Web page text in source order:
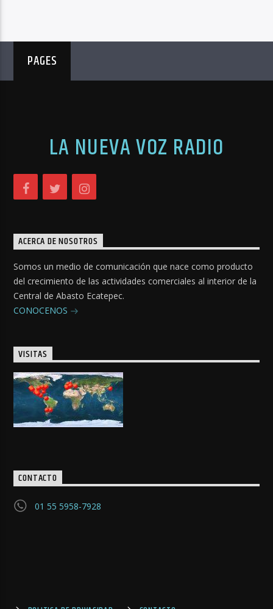
PAGES
LA NUEVA VOZ RADIO
ACERCA DE NOSOTROS
Somos un medio de comunicación que nace como producto
del crecimiento de las actividades comerciales al interior de la
Central de Abasto Ecatepec.
CONOCENOS
VISITAS
CONTACTO
01 55 5958-7928